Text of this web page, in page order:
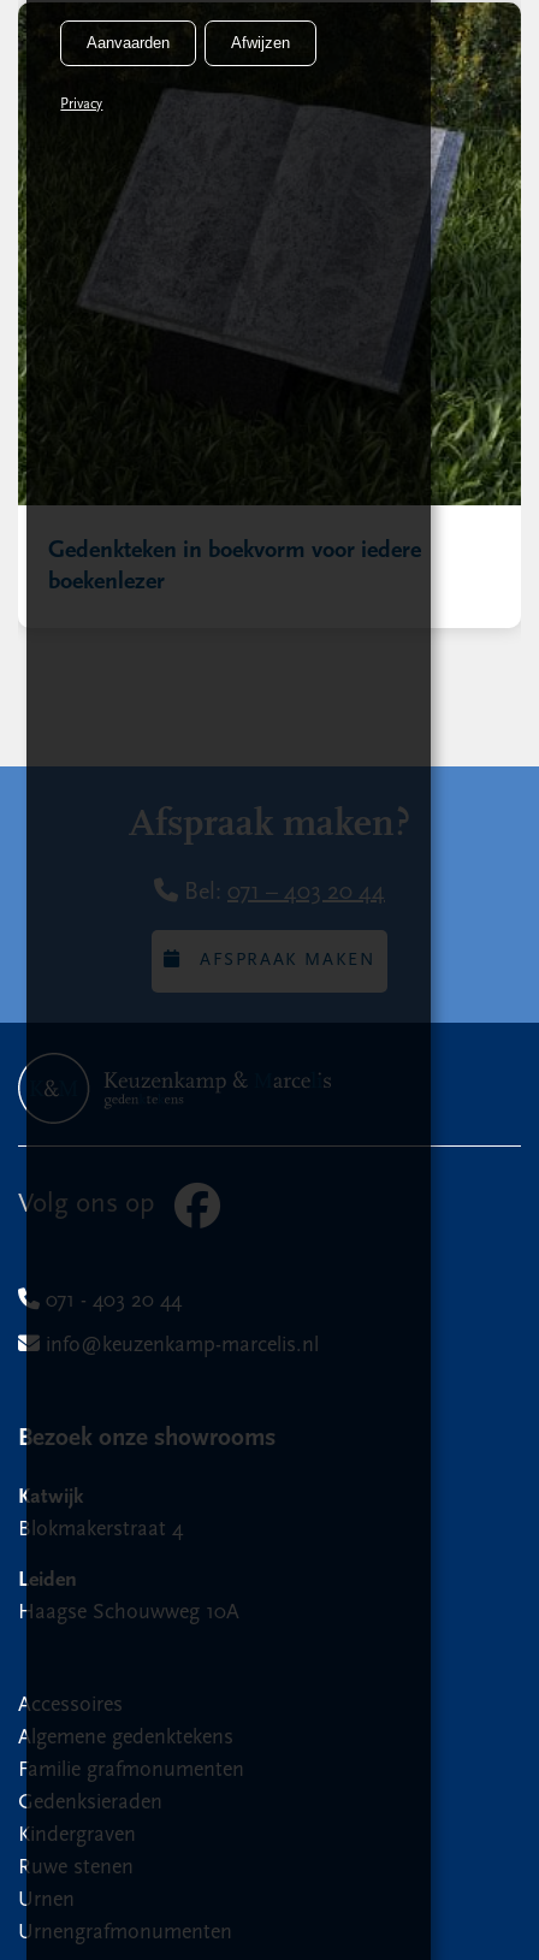
Gedenkteken in boekvorm voor iedere
boekenlezer
Afspraak maken?
Bel: 071 – 403 20 44
AFSPRAAK MAKEN
Volg ons op
071 - 403 20 44
info@keuzenkamp-marcelis.nl
Bezoek onze showrooms
Katwijk
Blokmakerstraat 4
Leiden
Haagse Schouwweg 10A
Accessoires
Algemene gedenktekens
Familie grafmonumenten
Gedenksieraden
Kindergraven
Ruwe stenen
Urnen
Urnengrafmonumenten
Aanvaarden Afwijzen
Privacy